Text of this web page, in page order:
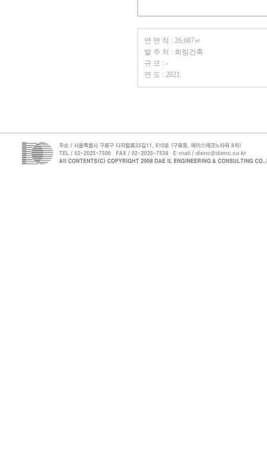
연 면 적 : 26,687㎡
발 주 처 : 희림건축
규 모 : -
연 도 : 2021.